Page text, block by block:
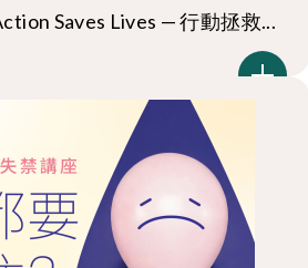
Saves Lives — 行動拯救...